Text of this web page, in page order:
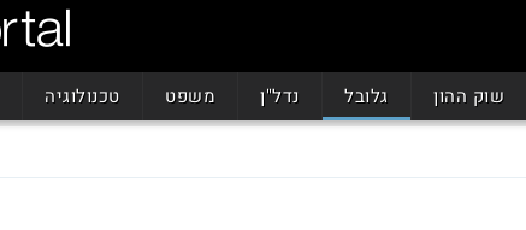
שוק ההון גלובל נדל"ן משפט טכנולוגיה